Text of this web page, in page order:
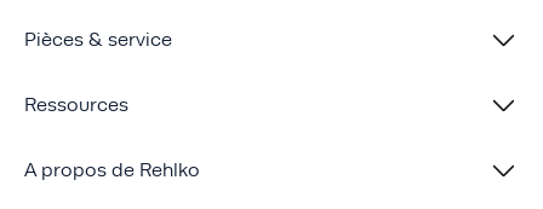
Pièces & service
Ressources
A propos de Rehlko